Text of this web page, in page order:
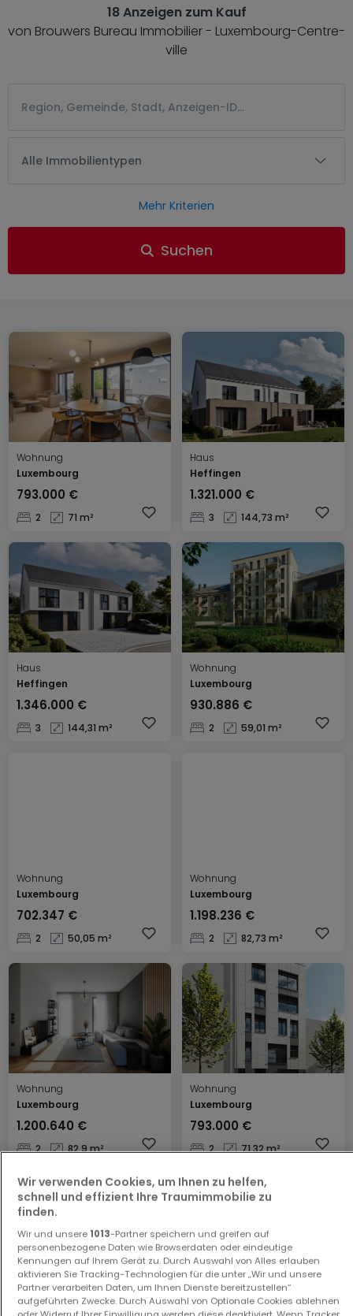
18 Anzeigen zum Kauf
von Brouwers Bureau Immobilier - Luxembourg-Centre-
ville
Alle Immobilientypen
Mehr Kriterien
Suchen
Wohnung
Luxembourg
793.000 €
2 71 m²
Haus
Heffingen
1.321.000 €
3 144,73 m²
Haus
Heffingen
1.346.000 €
3 144,31 m²
Wohnung
Luxembourg
930.886 €
2 59,01 m²
Wohnung
Luxembourg
702.347 €
2 50,05 m²
Wohnung
Luxembourg
1.198.236 €
2 82,73 m²
Wohnung
Luxembourg
1.200.640 €
2 82,9 m²
Wohnung
Luxembourg
793.000 €
2 71,32 m²
Haus
Haus
Wir verwenden Cookies, um Ihnen zu helfen,
schnell und effizient Ihre Traumimmobilie zu
finden.
Wir und unsere 1013-Partner speichern und greifen auf
personenbezogene Daten wie Browserdaten oder eindeutige
Kennungen auf Ihrem Gerät zu. Durch Auswahl von Alles erlauben
aktivieren Sie Tracking-Technologien für die unter „Wir und unsere
Partner verarbeiten Daten, um Ihnen Dienste bereitzustellen“
aufgeführten Zwecke. Durch Auswahl von Optionale Cookies ablehnen